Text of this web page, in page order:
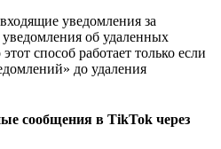
уведомления за
об удаленных
способ работает только если
до удаления
сообщения в TikTok через